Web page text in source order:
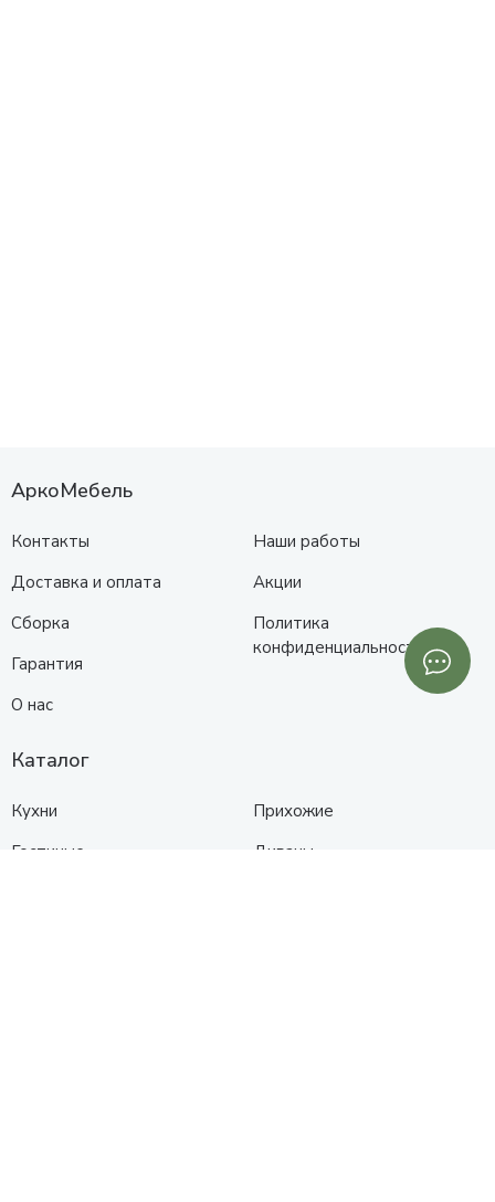
АркоМебель
Контакты
Доставка и оплата
Сборка
Гарантия
О нас
Наши работы
Акции
Политика
конфиденциальности
Каталог
Кухни
Гостиные
Прихожие
Диваны